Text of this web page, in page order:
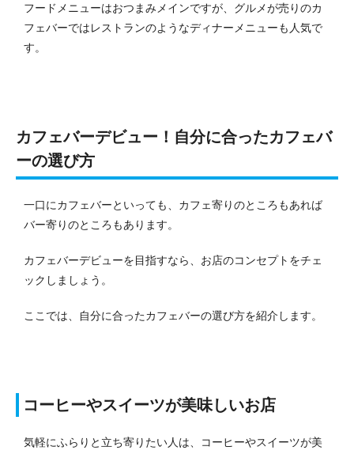
フードメニューはおつまみメインですが、グルメが売りのカ
フェバーではレストランのようなディナーメニューも人気で
す。
カフェバーデビュー！自分に合ったカフェバ
ーの選び方
一口にカフェバーといっても、カフェ寄りのところもあれば
バー寄りのところもあります。
カフェバーデビューを目指すなら、お店のコンセプトをチェ
ックしましょう。
ここでは、自分に合ったカフェバーの選び方を紹介します。
コーヒーやスイーツが美味しいお店
気軽にふらりと立ち寄りたい人は、コーヒーやスイーツが美